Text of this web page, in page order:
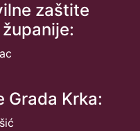
zaštite
Grada Krka: